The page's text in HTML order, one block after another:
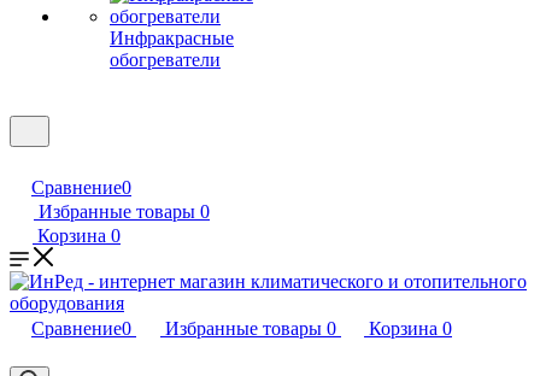
Инфракрасные
обогреватели
Сравнение0
Избранные товары 0
Корзина 0
Сравнение0 Избранные товары 0 Корзина 0